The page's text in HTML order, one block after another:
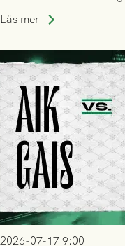
trupp till matchen:
Läs mer
2026-07-17 9:00